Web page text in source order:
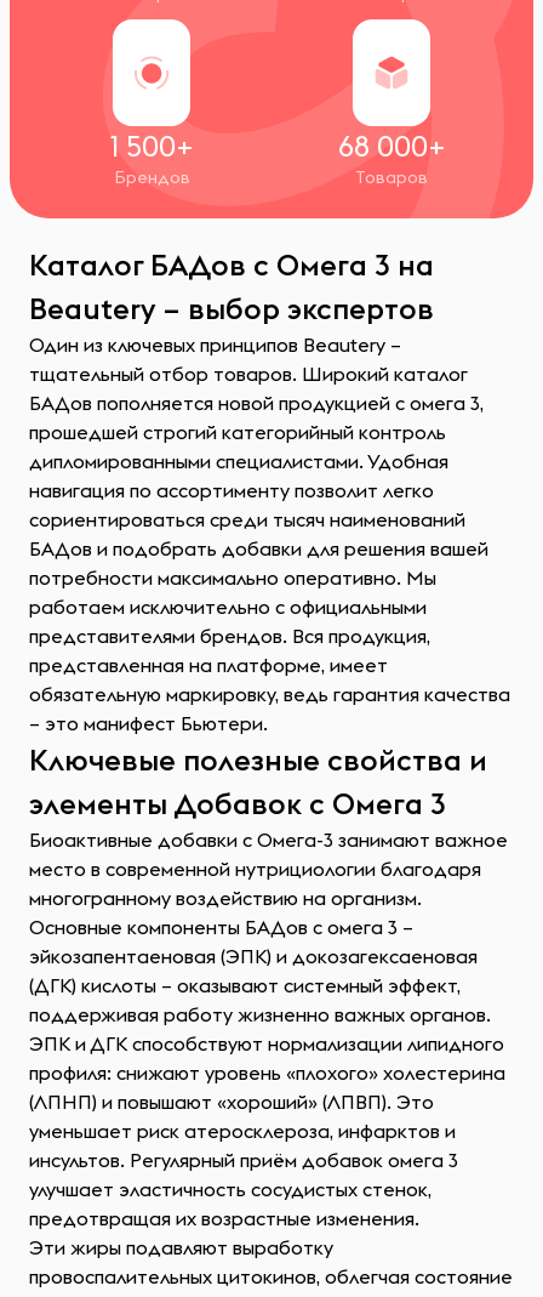
1 500+
Брендов
68 000+
Товаров
Каталог БАДов с Омега 3 на
Beautery – выбор экспертов
Один из ключевых принципов Beautery –
тщательный отбор товаров. Широкий каталог
БАДов пополняется новой продукцией с омега 3,
прошедшей строгий категорийный контроль
дипломированными специалистами. Удобная
навигация по ассортименту позволит легко
сориентироваться среди тысяч наименований
БАДов и подобрать добавки для решения вашей
потребности максимально оперативно. Мы
работаем исключительно с официальными
представителями брендов. Вся продукция,
представленная на платформе, имеет
обязательную маркировку, ведь гарантия качества
– это манифест Бьютери.
Ключевые полезные свойства и
элементы Добавок с Омега 3
Биоактивные добавки с Омега-3 занимают важное
место в современной нутрициологии благодаря
многогранному воздействию на организм.
Основные компоненты БАДов с омега 3 –
эйкозапентаеновая (ЭПК) и докозагексаеновая
(ДГК) кислоты – оказывают системный эффект,
поддерживая работу жизненно важных органов.
ЭПК и ДГК способствуют нормализации липидного
профиля: снижают уровень «плохого» холестерина
(ЛПНП) и повышают «хороший» (ЛПВП). Это
уменьшает риск атеросклероза, инфарктов и
инсультов. Регулярный приём добавок омега 3
улучшает эластичность сосудистых стенок,
предотвращая их возрастные изменения.
Эти жиры подавляют выработку
провоспалительных цитокинов, облегчая состояние